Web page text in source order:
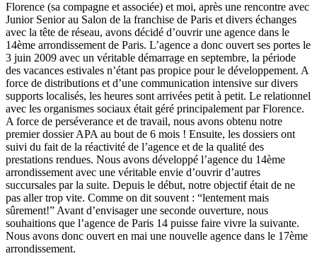
Florence (sa compagne et associée) et moi, après une rencontre avec
Junior Senior au Salon de la franchise de Paris et divers échanges
avec la tête de réseau, avons décidé d’ouvrir une agence dans le
14ème arrondissement de Paris. L’agence a donc ouvert ses portes le
3 juin 2009 avec un véritable démarrage en septembre, la période
des vacances estivales n’étant pas propice pour le développement. A
force de distributions et d’une communication intensive sur divers
supports localisés, les heures sont arrivées petit à petit. Le relationnel
avec les organismes sociaux était géré principalement par Florence.
A force de perséverance et de travail, nous avons obtenu notre
premier dossier APA au bout de 6 mois ! Ensuite, les dossiers ont
suivi du fait de la réactivité de l’agence et de la qualité des
prestations rendues. Nous avons développé l’agence du 14ème
arrondissement avec une véritable envie d’ouvrir d’autres
succursales par la suite. Depuis le début, notre objectif était de ne
pas aller trop vite. Comme on dit souvent : “lentement mais
sûrement!” Avant d’envisager une seconde ouverture, nous
souhaitions que l’agence de Paris 14 puisse faire vivre la suivante.
Nous avons donc ouvert en mai une nouvelle agence dans le 17ème
arrondissement.